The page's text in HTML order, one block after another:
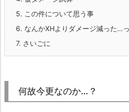
5. この件について思う事
6. なんかXHよりダメージ減った…
7. さいごに
何故今更なのか…？